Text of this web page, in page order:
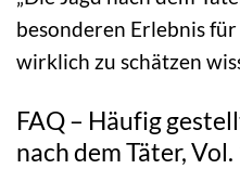
besonderen Erlebnis
wirklich zu schätzen
FAQ – Häufig
nach dem Täter, Vol.